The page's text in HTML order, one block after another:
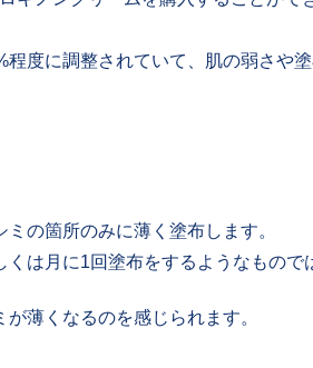
程度に調整されていて、肌の弱さや
の箇所のみに薄く塗布します。
は月に1回塗布をするようなもので
薄くなるのを感じられます。